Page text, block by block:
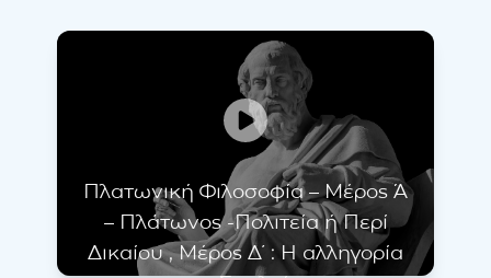
Πλατωνική Φιλοσοφία – Μέρος Ά
– Πλάτωνος -Πολιτεία ή Περί
Δικαίου , Μέρος Δ΄ : Η αλληγορία